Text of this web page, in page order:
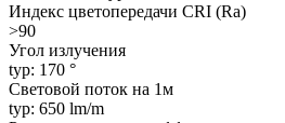
Индекс цветопередачи CRI (Ra)
>90
Угол излучения
typ: 170 °
Световой поток на 1м
typ: 650 lm/m